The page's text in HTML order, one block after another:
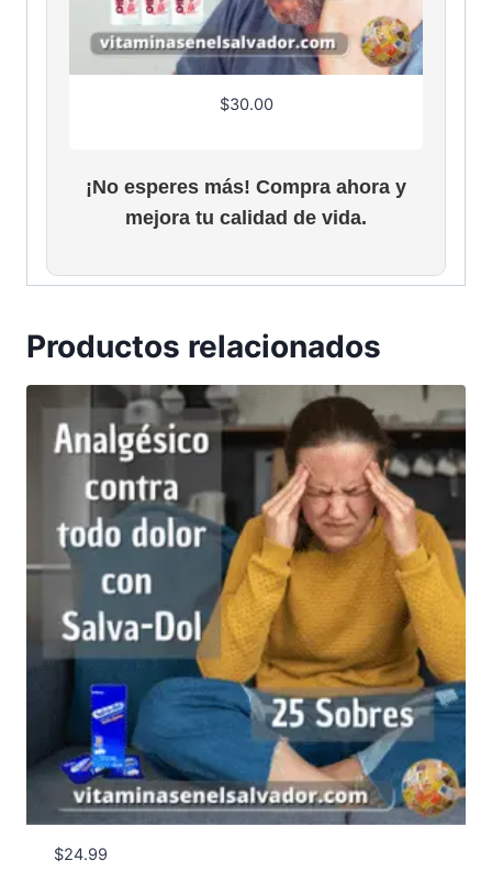
$30.00
¡No esperes más! Compra ahora y
mejora tu calidad de vida.
Productos relacionados
$24.99